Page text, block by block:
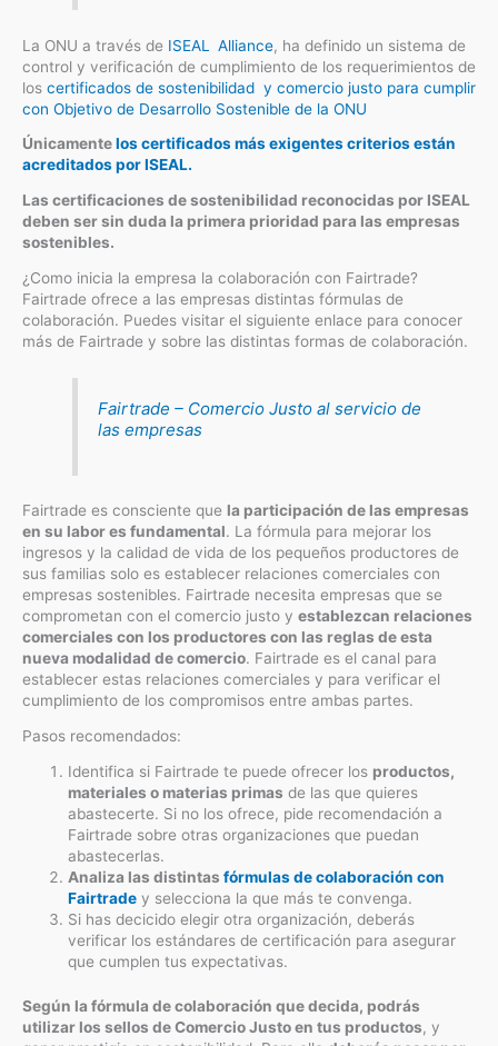
La ONU a través de ISEAL Alliance, ha definido un sistema de
control y verificación de cumplimiento de los requerimientos de
los certificados de sostenibilidad y comercio justo para cumplir
con Objetivo de Desarrollo Sostenible de la ONU
Únicamentelos certificados más exigentes criterios están
acreditados por ISEAL.
Las certificaciones de sostenibilidad reconocidas por ISEAL
deben ser sin duda la primera prioridad para las empresas
sostenibles.
¿Como inicia la empresa la colaboración con Fairtrade?
Fairtrade ofrece a las empresas distintas fórmulas de
colaboración. Puedes visitar el siguiente enlace para conocer
más de Fairtrade y sobre las distintas formas de colaboración.
Fairtrade – Comercio Justo al servicio de
las empresas
Fairtrade es consciente que la participación de las empresas
en su labor es fundamental. La fórmula para mejorar los
ingresos y la calidad de vida de los pequeños productores de
sus familias solo es establecer relaciones comerciales con
empresas sostenibles. Fairtrade necesita empresas que se
comprometan con el comercio justo y establezcan relaciones
comerciales con los productores con las reglas de esta
nueva modalidad de comercio. Fairtrade es el canal para
establecer estas relaciones comerciales y para verificar el
cumplimiento de los compromisos entre ambas partes.
Pasos recomendados:
Identifica si Fairtrade te puede ofrecer los productos,
materiales o materias primas de las que quieres
abastecerte. Si no los ofrece, pide recomendación a
Fairtrade sobre otras organizaciones que puedan
abastecerlas.
Analiza las distintasfórmulas de colaboración con
Fairtrade y selecciona la que más te convenga.
Si has decicido elegir otra organización, deberás
verificar los estándares de certificación para asegurar
que cumplen tus expectativas.
Según la fórmula de colaboración que decida, podrás
utilizar los sellos de Comercio Justo en tus productos, y